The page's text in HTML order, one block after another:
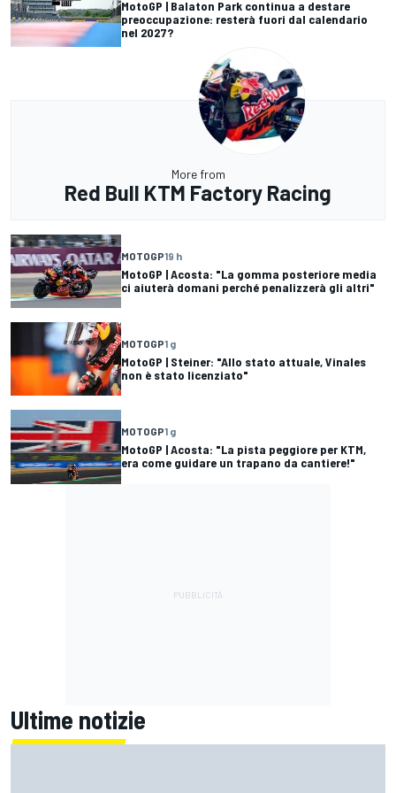
MotoGP | Balaton Park continua a destare
preoccupazione: resterà fuori dal calendario
nel 2027?
More from
Red Bull KTM Factory Racing
MOTOGP19 h
MotoGP | Acosta: "La gomma posteriore media
ci aiuterà domani perché penalizzerà gli altri"
MOTOGP1 g
MotoGP | Steiner: "Allo stato attuale, Vinales
non è stato licenziato"
MOTOGP1 g
MotoGP | Acosta: "La pista peggiore per KTM,
era come guidare un trapano da cantiere!"
Ultime notizie